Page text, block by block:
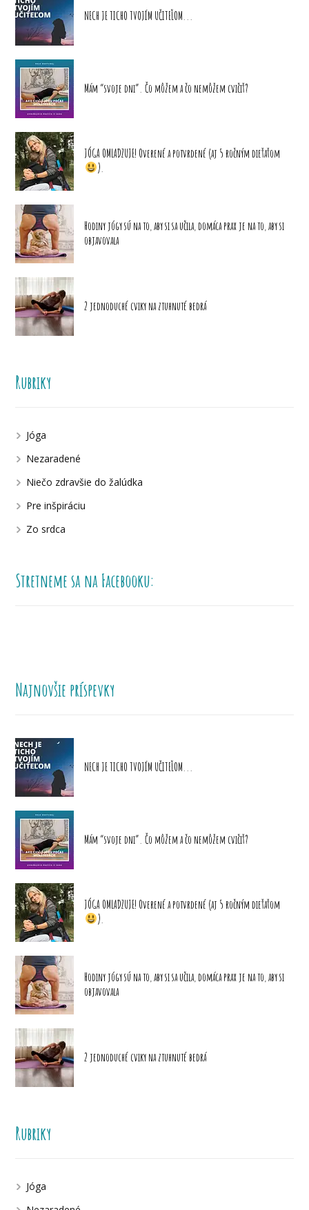
NECH JE TICHO TVOJÍM UČITEĽOM...
Mám “svoje dni”. Čo môžem a čo nemôžem cvičiť?
JÓGA OMLADZUJE! Overené a potvrdené (aj 5 ročným dieťaťom
).
Hodiny jógy sú na to, aby si sa učila, domáca prax je na to, aby si
objavovala
2 jednoduché cviky na ztuhnuté bedrá
Rubriky
Jóga
Nezaradené
Niečo zdravšie do žalúdka
Pre inšpiráciu
Zo srdca
Stretneme sa na Facebooku:
Najnovšie príspevky
NECH JE TICHO TVOJÍM UČITEĽOM...
Mám “svoje dni”. Čo môžem a čo nemôžem cvičiť?
JÓGA OMLADZUJE! Overené a potvrdené (aj 5 ročným dieťaťom
).
Hodiny jógy sú na to, aby si sa učila, domáca prax je na to, aby si
objavovala
2 jednoduché cviky na ztuhnuté bedrá
Rubriky
Jóga